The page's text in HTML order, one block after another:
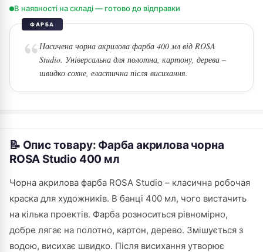
В наявності на складі — готово до відправки
ФАРБА
Насичена чорна акрилова фарба 400 мл від ROSA
Studio. Універсальна для полотна, картону, дерева –
швидко сохне, еластична після висихання.
📝 Опис товару: Фарба акрилова чорна
ROSA Studio 400 мл
Чорна акрилова фарба ROSA Studio – класична робочая
краска для художників. В банці 400 мл, чого вистачить
на кілька проектів. Фарба розноситься рівномірно,
добре лягає на полотно, картон, дерево. Змішується з
водою, висихає швидко. Після висихання утворює